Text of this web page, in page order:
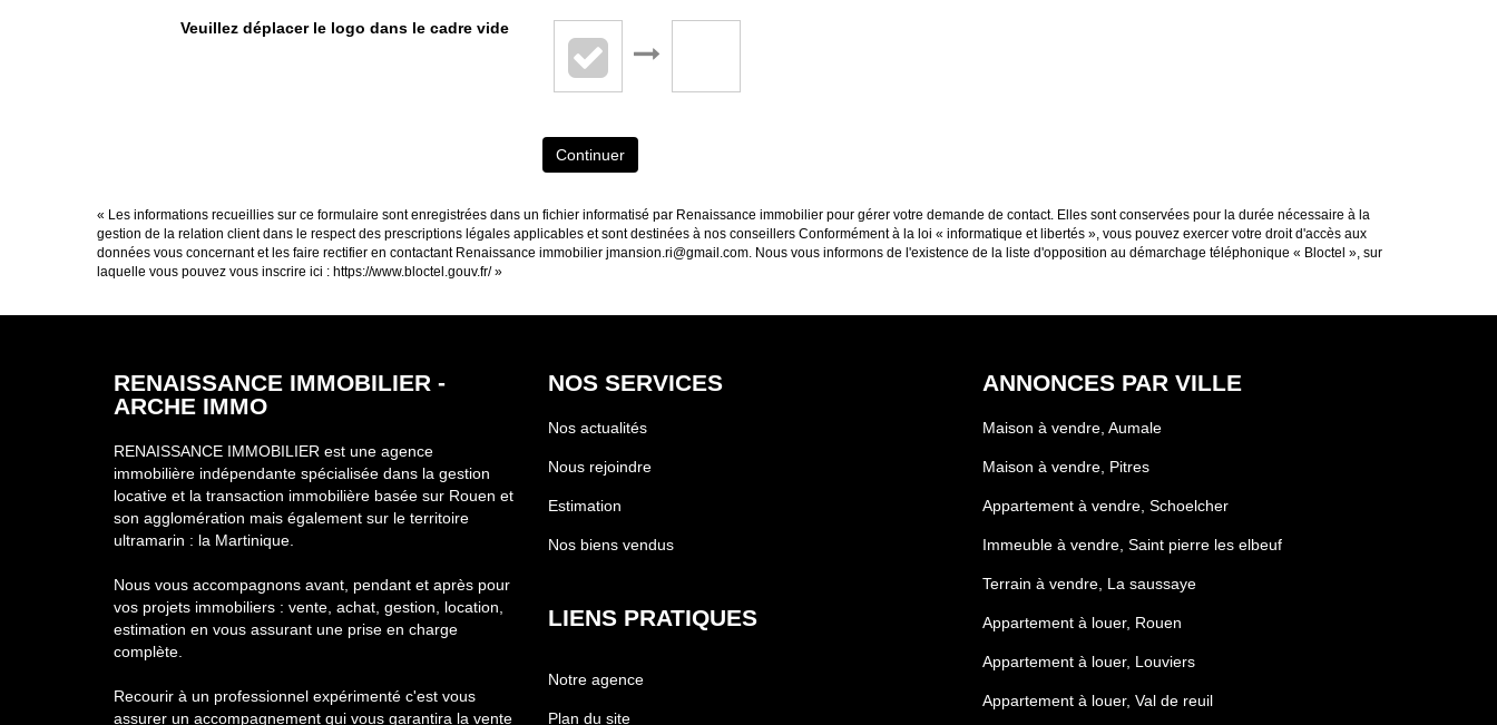
Veuillez déplacer le logo dans le cadre vide
Continuer
« Les informations recueillies sur ce formulaire sont enregistrées dans un fichier informatisé par Renaissance immobilier pour gérer votre demande de contact. Elles sont conservées pour la durée nécessaire à la
gestion de la relation client dans le respect des prescriptions légales applicables et sont destinées à nos conseillers Conformément à la loi « informatique et libertés », vous pouvez exercer votre droit d'accès aux
données vous concernant et les faire rectifier en contactant Renaissance immobilier jmansion.ri@gmail.com. Nous vous informons de l'existence de la liste d'opposition au démarchage téléphonique « Bloctel », sur
laquelle vous pouvez vous inscrire ici : https://www.bloctel.gouv.fr/»
RENAISSANCE IMMOBILIER -
ARCHE IMMO
RENAISSANCE IMMOBILIER est une agence
immobilière indépendante spécialisée dans la gestion
locative et la transaction immobilière basée sur Rouen et
son agglomération mais également sur le territoire
ultramarin : la Martinique.
Nous vous accompagnons avant, pendant et après pour
vos projets immobiliers : vente, achat, gestion, location,
estimation en vous assurant une prise en charge
complète.
Recourir à un professionnel expérimenté c'est vous
assurer un accompagnement qui vous garantira la vente
NOS SERVICES
Nos actualités
Nous rejoindre
Estimation
Nos biens vendus
LIENS PRATIQUES
Notre agence
Plan du site
ANNONCES PAR VILLE
Maison à vendre, Aumale
Maison à vendre, Pitres
Appartement à vendre, Schoelcher
Immeuble à vendre, Saint pierre les elbeuf
Terrain à vendre, La saussaye
Appartement à louer, Rouen
Appartement à louer, Louviers
Appartement à louer, Val de reuil